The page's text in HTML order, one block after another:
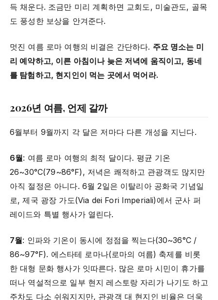
득 채운다. 조금만 미리 계획하면 교회도, 미술관도, 골목
도 풍성한 보상을 안겨준다.
멋진 여름 로마 여행의 비결은 간단하다. 주요 명소는 미
리 예약하고, 이른 아침이나 늦은 저녁에 움직이고, 동네
를 탐험하고, 현지인이 먹는 곳에서 먹어라.
2026년 여름, 언제 갈까
6월부터 9월까지 각 달은 저마다 다른 개성을 지닌다.
6월: 여름 로마 여행의 최적 달이다. 평균 기온
26~30°C(79~86°F), 저녁은 쾌적하고 관광객도 많지만
아직 절정은 아니다. 6월 2일은 이탈리아 공화국 기념일
로, 제국 광장 가도(Via dei Fori Imperiali)에서 군사 퍼
레이드와 특별 행사가 열린다.
7월: 인파와 기온이 동시에 정점을 찍는다(30~36°C /
86~97°F). 에스타테 로마나(로마의 여름) 축제를 비롯
한 대형 문화 행사가 잇따른다. 많은 로마 시민이 휴가를
떠나 역설적으로 일부 현지 레스토랑 자리가 나기도 하고
주차도 다소 쉬워지지만, 관광객 대 현지인 비율은 더욱